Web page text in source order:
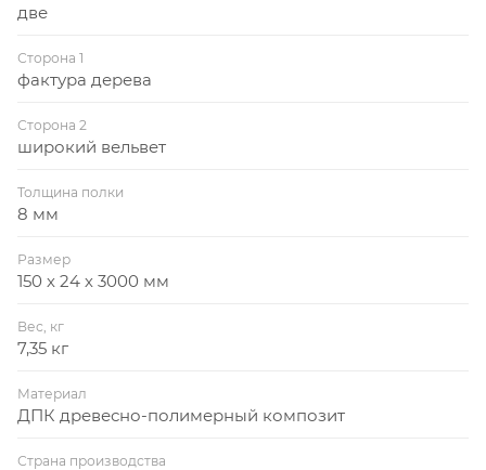
две
Сторона 1
фактура дерева
Сторона 2
широкий вельвет
Толщина полки
8 мм
Размер
150 х 24 х 3000 мм
Вес, кг
7,35 кг
Материал
ДПК древесно-полимерный композит
Страна производства